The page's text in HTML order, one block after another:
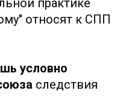
относят к СПП
условно
следствия